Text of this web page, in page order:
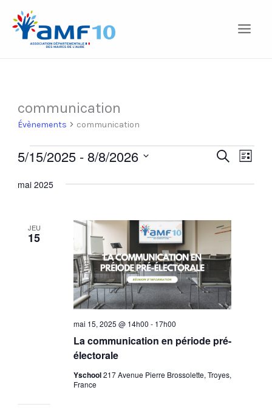
contenu
communication
Évènements communication
Évènements
Recherche
vues
Recherche
Liste
5/15/2025 - 8/8/2026
une
mai 2025
JEU
15
La communication en période pré-
électorale
mai 15, 2025 @ 14h00 - 17h00
Yschool217 Avenue Pierre Brossolette, Troyes,
France